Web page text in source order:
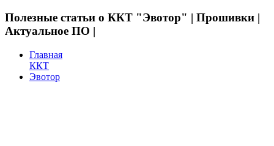
Полезные статьи о ККТ "Эвотор" | Прошивки |
Актуальное ПО |
Главная
ККТ
Эвотор